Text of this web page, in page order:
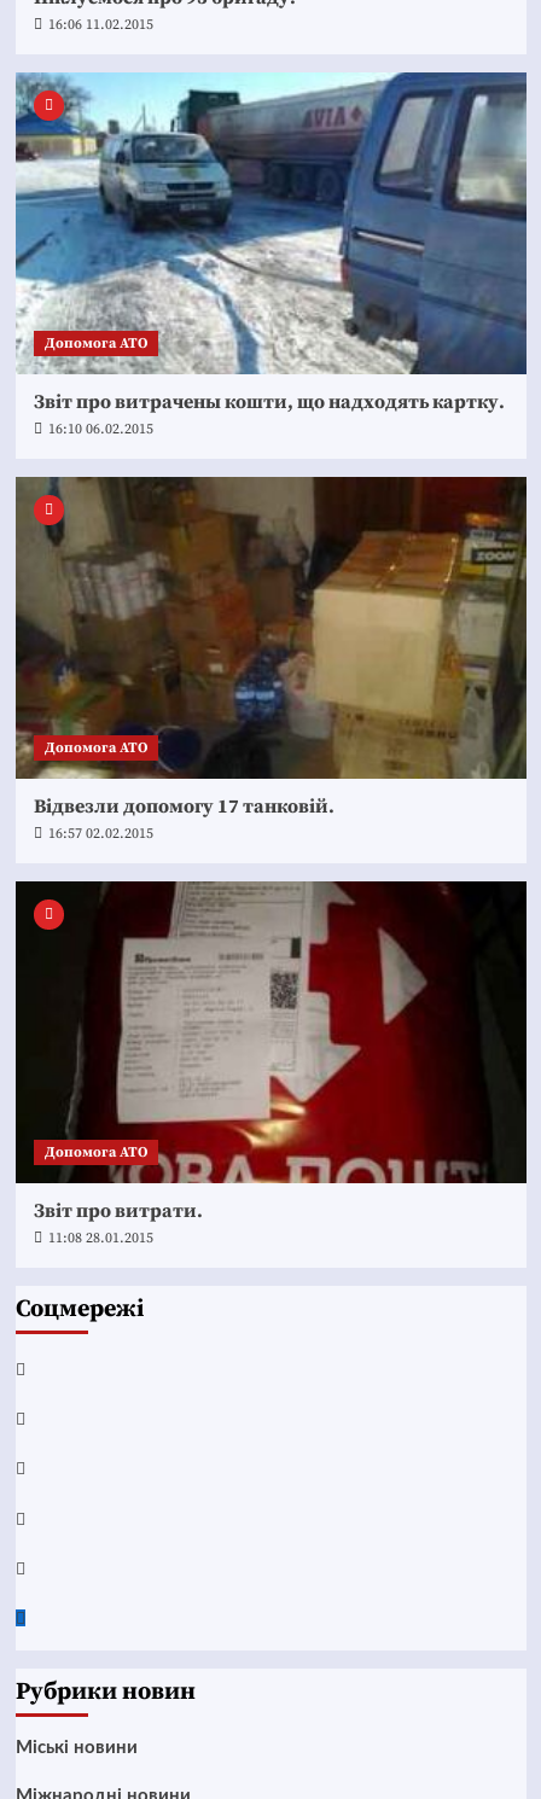
16:06 11.02.2015
Допомога АТО
Звіт про витрачены кошти, що надходять картку.
16:10 06.02.2015
Допомога АТО
Відвезли допомогу 17 танковій.
16:57 02.02.2015
Допомога АТО
Звіт про витрати.
11:08 28.01.2015
Соцмережі
Facebook
YouTube
Telegram
Instagram
Twitter
Google
Рубрики новин
Mіські новини